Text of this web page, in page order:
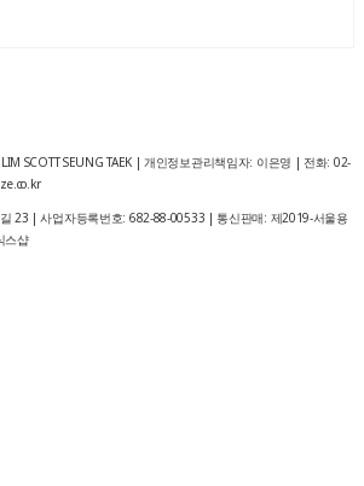
SCOTT SEUNG TAEK | 개인정보관리책임자: 이은영 | 전화: 02-
23 | 사업자등록번호: 682-88-00533 | 통신판매: 제2019-서울용
스샵